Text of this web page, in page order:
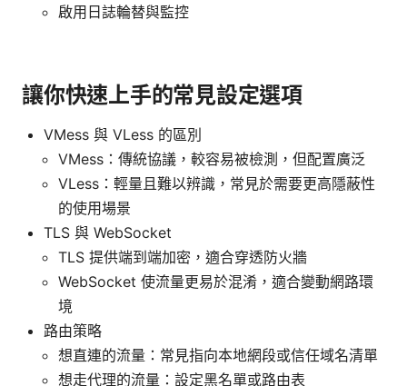
啟用日誌輪替與監控
讓你快速上手的常見設定選項
VMess 與 VLess 的區別
VMess：傳統協議，較容易被檢測，但配置廣泛
VLess：輕量且難以辨識，常見於需要更高隱蔽性
的使用場景
TLS 與 WebSocket
TLS 提供端到端加密，適合穿透防火牆
WebSocket 使流量更易於混淆，適合變動網路環
境
路由策略
想直連的流量：常見指向本地網段或信任域名清單
想走代理的流量：設定黑名單或路由表